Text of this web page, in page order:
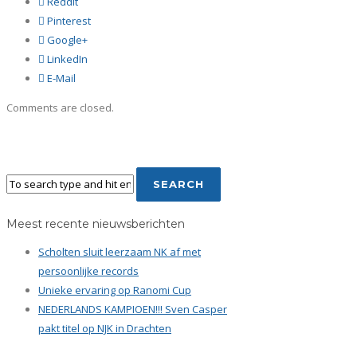
Pinterest
Google+
LinkedIn
E-Mail
Comments are closed.
Meest recente nieuwsberichten
Scholten sluit leerzaam NK af met
persoonlijke records
Unieke ervaring op Ranomi Cup
NEDERLANDS KAMPIOEN!!! Sven Casper
pakt titel op NJK in Drachten